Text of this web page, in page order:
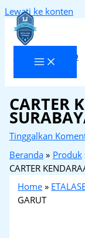
Lewati ke konten
Laja Transindo
CARTER
Tinggalkan
Beranda
Produk
CARTER
Home »
GARUT